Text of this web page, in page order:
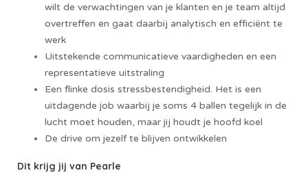
wilt de verwachtingen van je klanten en je team altijd
overtreffen en gaat daarbij analytisch en efficiënt te
werk
Uitstekende communicatieve vaardigheden en een
representatieve uitstraling
Een flinke dosis stressbestendigheid. Het is een
uitdagende job waarbij je soms 4 ballen tegelijk in de
lucht moet houden, maar jij houdt je hoofd koel
De drive om jezelf te blijven ontwikkelen
Dit krijg jij van Pearle